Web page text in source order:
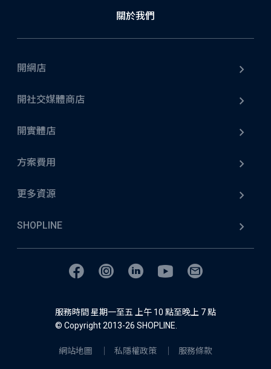
關於我們
開網店
開社交媒體商店
開實體店
方案費用
更多資源
SHOPLINE
服務時間 星期一至五 上午 10 點至晚上 7 點
© Copyright 2013-26 SHOPLINE.
網站地圖 私隱權政策 服務條款